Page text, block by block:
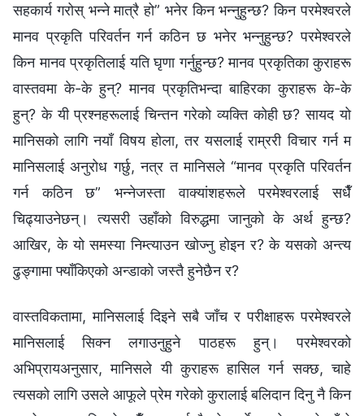
सहकार्य गरोस् भन्‍ने मात्रै हो” भनेर किन भन्‍नुहुन्छ? किन परमेश्‍वरले
मानव प्रकृति परिवर्तन गर्न कठिन छ भनेर भन्‍नुहुन्छ? परमेश्‍वरले
किन मानव प्रकृतिलाई यति घृणा गर्नुहुन्छ? मानव प्रकृतिका कुराहरू
वास्तवमा के-के हुन्? मानव प्रकृतिभन्दा बाहिरका कुराहरू के-के
हुन्? के यी प्रश्‍नहरूलाई चिन्तन गरेको व्यक्ति कोही छ? सायद यो
मानिसको लागि नयाँ विषय होला, तर यसलाई राम्ररी विचार गर्न म
मानिसलाई अनुरोध गर्छु, नत्र त मानिसले “मानव प्रकृति परिवर्तन
गर्न कठिन छ” भन्‍नेजस्ता वाक्यांशहरूले परमेश्‍वरलाई सधैँ
चिढ्याउनेछन्। त्यसरी उहाँको विरुद्धमा जानुको के अर्थ हुन्छ?
आखिर, के यो समस्या निम्त्याउन खोज्नु होइन र? के यसको अन्त्य
ढुङ्गामा फ्याँकिएको अन्डाको जस्तै हुनेछैन र?
वास्तविकतामा, मानिसलाई दिइने सबै जाँच र परीक्षाहरू परमेश्‍वरले
मानिसलाई सिक्‍न लगाउनुहुने पाठहरू हुन्। परमेश्‍वरको
अभिप्रायअनुसार, मानिसले यी कुराहरू हासिल गर्न सक्छ, चाहे
त्यसको लागि उसले आफूले प्रेम गरेको कुरालाई बलिदान दिनु नै किन